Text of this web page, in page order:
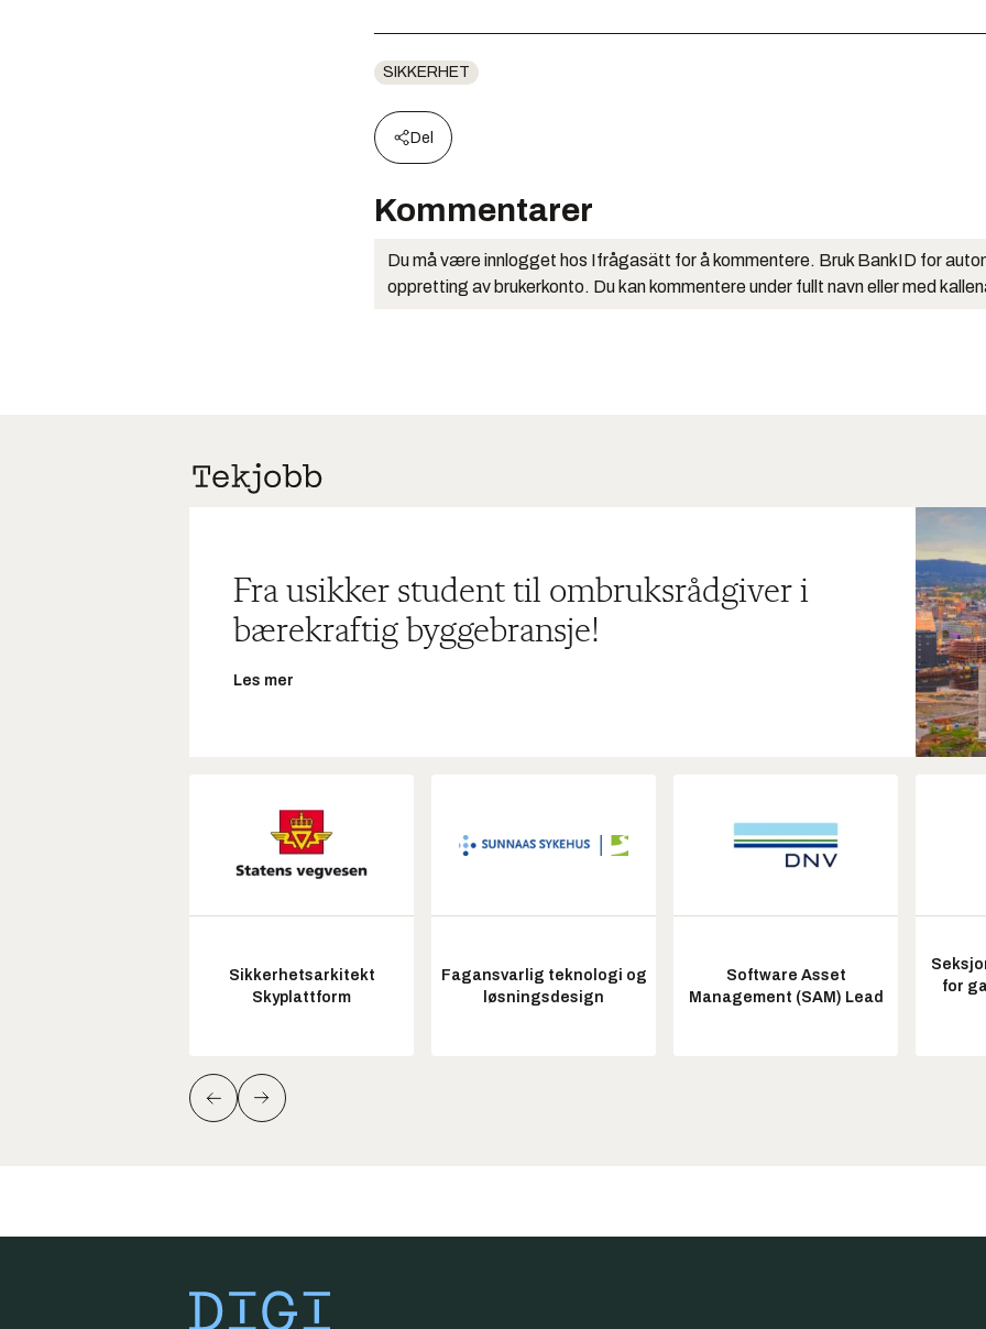
SIKKERHET
Del
Kommentarer
Du må være innlogget hos Ifrågasätt for å kommentere. Bruk BankID for
oppretting av brukerkonto. Du kan kommentere under fullt navn eller med
Fra usikker student til ombruksrådgiver i
bærekraftig byggebransje!
Les mer
Sikkerhetsarkitekt
Skyplattform
Fagansvarlig teknologi og
løsningsdesign
Software Asset
Management (SAM) Lead
for